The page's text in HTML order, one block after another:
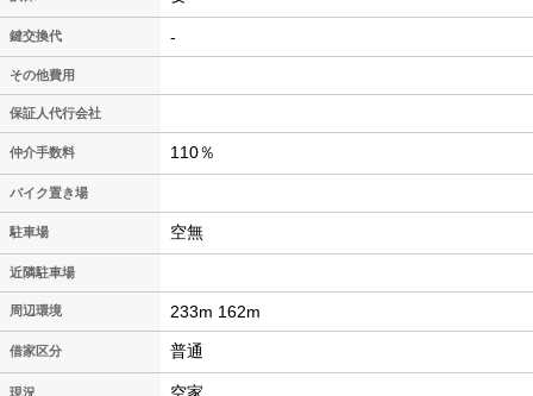
鍵交換代 -
その他費用
保証人代行会社
仲介手数料 110％
バイク置き場
駐車場 空無
近隣駐車場
周辺環境 233m 162m
借家区分 普通
現況